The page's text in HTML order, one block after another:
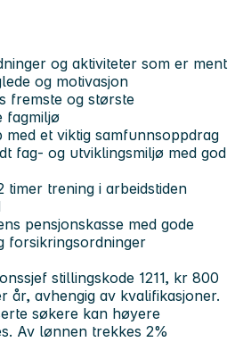
og aktiviteter som er ment
og motivasjon
fremste og største
fagmiljø
med et viktig samfunnsoppdrag
fag- og utviklingsmiljø med god
trening i arbeidstiden
pensjonskasse med gode
forsikringsordninger
stillingskode 1211, kr 800
avhengig av kvalifikasjoner.
søkere kan høyere
Av lønnen trekkes 2%